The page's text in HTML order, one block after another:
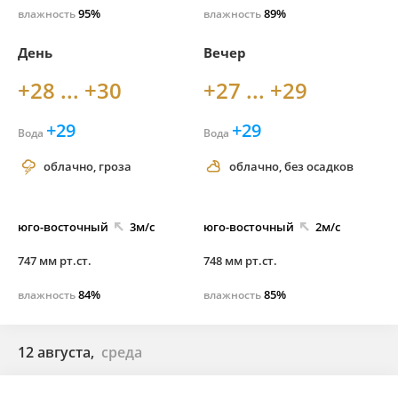
влажность95% влажность89%
День
+28 ... +30
Вода +29
облачно, гроза
юго-восточный 3м/с
747 мм рт.ст.
влажность84%
Вечер
+27 ... +29
Вода +29
облачно, без осадков
юго-восточный 2м/с
748 мм рт.ст.
влажность85%
12 августа, среда